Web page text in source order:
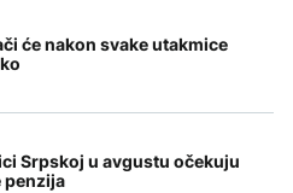
će nakon svake utakmice
Srpskoj u avgustu očekuju
penzija